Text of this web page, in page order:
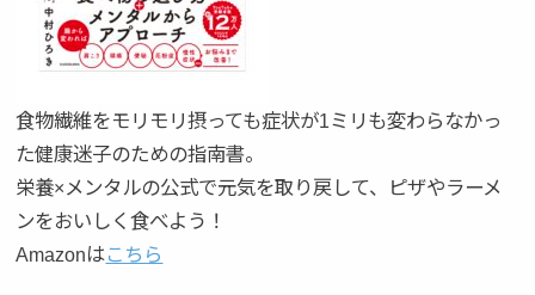
食物繊維をモリモリ摂っても症状が1ミリも変わらなかっ
た健康迷子のための指南書。
栄養×メンタルの公式で元気を取り戻して、ピザやラーメ
ンをおいしく食べよう！
Amazonはこちら